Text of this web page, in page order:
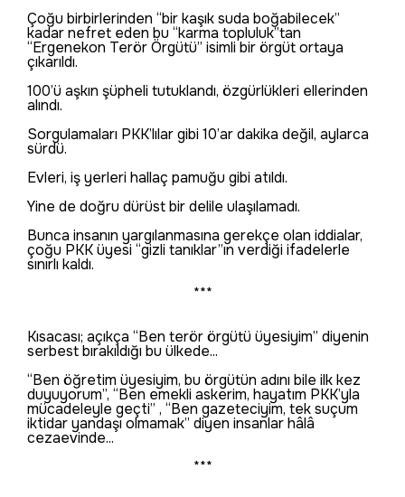
Çoğu birbirlerinden “bir kaşık suda boğabilecek”
kadar nefret eden bu “karma topluluk”tan
“Ergenekon Terör Örgütü” isimli bir örgüt ortaya
çıkarıldı.
100’ü aşkın şüpheli tutuklandı, özgürlükleri ellerinden
alındı.
Sorgulamaları PKK’lılar gibi 10’ar dakika değil, aylarca
sürdü.
Evleri, iş yerleri hallaç pamuğu gibi atıldı.
Yine de doğru dürüst bir delile ulaşılamadı.
Bunca insanın yargılanmasına gerekçe olan iddialar,
çoğu PKK üyesi “gizli tanıklar”ın verdiği ifadelerle
sınırlı kaldı.
***
Kısacası; açıkça “Ben terör örgütü üyesiyim” diyenin
serbest bırakıldığı bu ülkede...
“Ben öğretim üyesiyim, bu örgütün adını bile ilk kez
duyuyorum”, “Ben emekli askerim, hayatım PKK’yla
mücadeleyle geçti” , “Ben gazeteciyim, tek suçum
iktidar yandaşı olmamak” diyen insanlar hâlâ
cezaevinde...
***